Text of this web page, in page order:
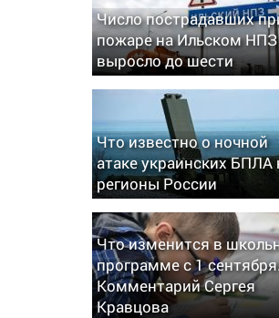
Число пострадавших
пожаре на Ильском НПЗ
выросло до шести
Что известно о ночной
атаке украинских БПЛА
регионы России
Что изменится в
программе с 1
Комментарий Сергея
Кравцова